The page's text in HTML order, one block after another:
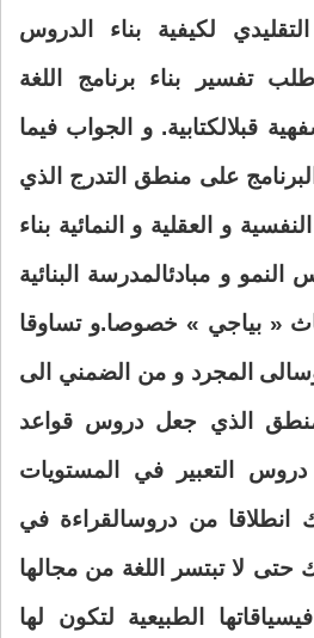
لكيفية بناء الدروس
تفسير بناء برنامج اللغة
قبلالكتابية. و الجواب فيما
على منطق التدرج الذي
و العقلية و النمائية بناء
و مبادئالمدرسة البنائية
« بياجي » خصوصا.و تساوقا
الى المجرد و من الضمني الى
الذي جعل دروس قواعد
التعبير في المستويات
انطلاقا من دروسالقراءة في
حتى لا تبتسر اللغة من مجالها
سياقاتها الطبيعية لتكون لها